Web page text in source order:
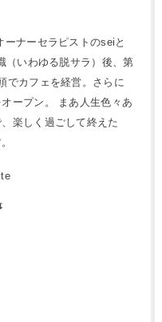
ナーセラピストのseiと
（いわゆる脱サラ）後、第
でカフェを経営。さらに
ープン。 まあ人生色々あ
楽しく過ごして終えた